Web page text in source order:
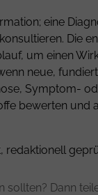
eine
Die
um einen
neue,
Symptom-
bewerten und
Dann